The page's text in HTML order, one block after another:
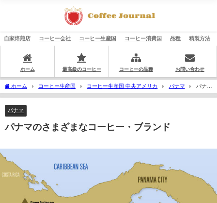
自家焙煎店 コーヒー会社 コーヒー生産国 コーヒー消費国 品種 精製方法
ホーム 最高級のコーヒー コーヒーの品種 お問い合わせ
ホーム コーヒー生産国 コーヒー生産国 中央アメリカ パナマ
パナマ
のさまざまなコーヒー・ブランド
パナマ
パナマのさまざまなコーヒー・ブランド